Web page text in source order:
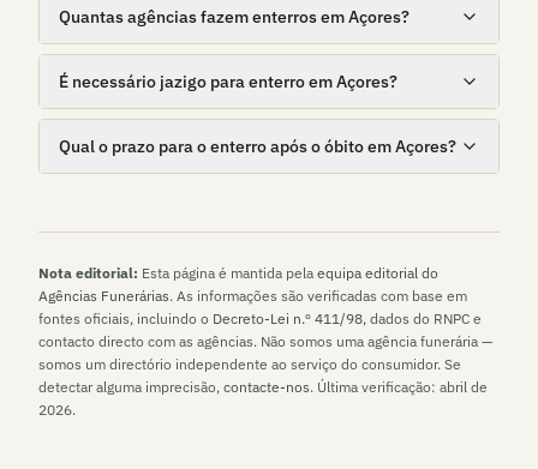
Quantas agências fazem enterros em Açores?
É necessário jazigo para enterro em Açores?
Qual o prazo para o enterro após o óbito em Açores?
Nota editorial: Esta página é mantida pela equipa editorial do
Agências Funerárias. As informações são verificadas com base em
fontes oficiais, incluindo o Decreto-Lei n.º 411/98, dados do RNPC e
contacto directo com as agências. Não somos uma agência funerária —
somos um directório independente ao serviço do consumidor. Se
detectar alguma imprecisão, contacte-nos. Última verificação: abril de
2026.